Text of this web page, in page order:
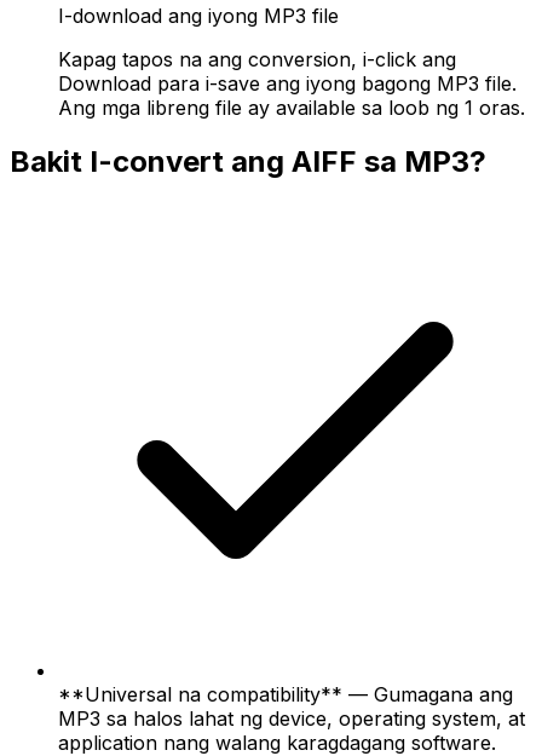
I-download ang iyong MP3 file
Kapag tapos na ang conversion, i-click ang
Download para i-save ang iyong bagong MP3 file.
Ang mga libreng file ay available sa loob ng 1 oras.
Bakit I-convert ang AIFF sa MP3?
**Universal na compatibility** — Gumagana ang
MP3 sa halos lahat ng device, operating system, at
application nang walang karagdagang software.